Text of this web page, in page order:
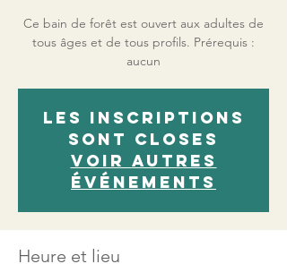
Ce bain de forêt est ouvert aux adultes de
tous âges et de tous profils. Prérequis :
aucun
Les inscriptions
sont closes
Voir autres
événements
Heure et lieu